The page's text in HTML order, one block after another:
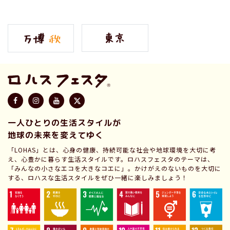
一人ひとりの生活スタイルが
地球の未来を変えてゆく
「LOHAS」とは、心身の健康、持続可能な社会や地球環境を大切に考
え、心豊かに暮らす生活スタイルです。ロハスフェスタのテーマは、
「みんなの小さなエコを大きなコエに」。かけがえのないものを大切に
する、ロハスな生活スタイルをぜひ一緒に楽しみましょう！